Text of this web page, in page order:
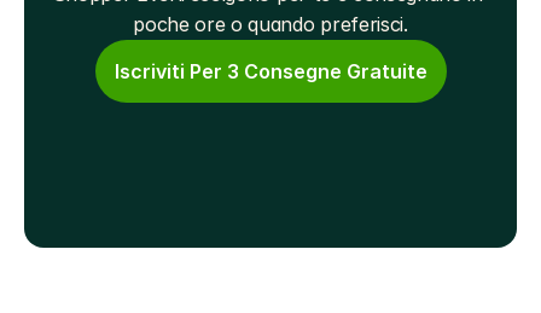
poche ore o quando preferisci.
Iscriviti Per 3 Consegne Gratuite